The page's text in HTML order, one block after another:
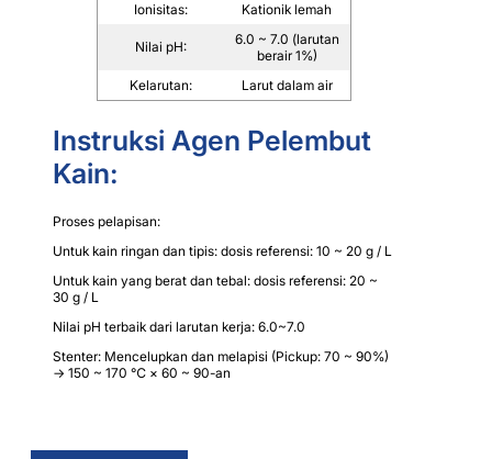
Ionisitas:
Kationik lemah
Nilai pH:
6.0 ~ 7.0 (larutan
berair 1%)
Kelarutan:
Larut dalam air
Instruksi Agen Pelembut
Kain:
Proses pelapisan:
Untuk kain ringan dan tipis: dosis referensi: 10 ~ 20 g / L
Untuk kain yang berat dan tebal: dosis referensi: 20 ~
30 g / L
Nilai pH terbaik dari larutan kerja: 6.0~7.0
Stenter: Mencelupkan dan melapisi (Pickup: 70 ~ 90%)
→ 150 ~ 170 ℃ × 60 ~ 90-an